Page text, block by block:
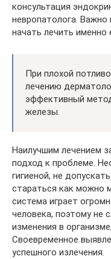
консультация
невропатолога. Важно
начать лечить именно
При плохой
лечению
эффективный
железы.
Наилучшим лечением
подход к проблеме.
гигиеной, не
стараться как можно
система играет
человека, поэтому не
изменения в
Своевременное
успешного излечения.